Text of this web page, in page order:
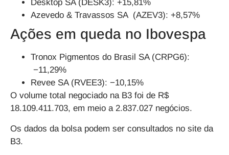
Desktop SA (DESK3): +15,81%
Azevedo & Travassos SA (AZEV3): +8,57%
Ações em queda no Ibovespa
Tronox Pigmentos do Brasil SA (CRPG6):
−11,29%
Revee SA (RVEE3): −10,15%
O volume total negociado na B3 foi de R$
18.109.411.703, em meio a 2.837.027 negócios.
Os dados da bolsa podem ser consultados no site da
B3.